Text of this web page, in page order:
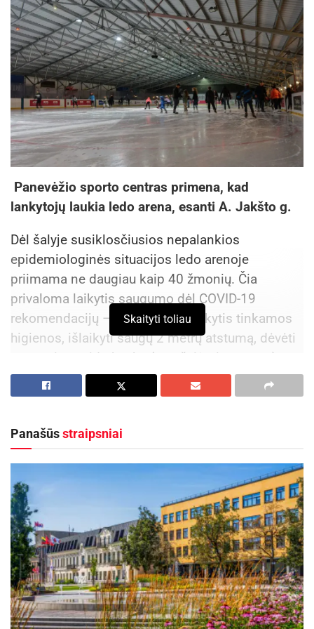
Panevėžio sporto centras primena, kad
lankytojų laukia ledo arena, esanti A. Jakšto g.
Dėl šalyje susiklosčiusios nepalankios
epidemiologinės situacijos ledo arenoje
priimama ne daugiau kaip 40 žmonių. Čia
privaloma laikytis saugumo dėl COVID-19
rekomendacijų – nesibūriuoti, laikytis tinkamos
higienos, išlaikyti saugų 2 metrų atstumą, dėvėti
apsauginę veido kaukę (ne užsiėmimų metu),
pajutus viršutinių kvėpavimo takų infekcijos
požymius – likti namuose. Būtina turėti
Lankytojai laukiami pirmadieniais-
ketvirtadieniais nuo 12 iki 16.30 val.,
penktadieniais nuo 14 iki 16.30 val.,
šeštadieniais nuo 10 iki 19 val., sekmadieniais
nuo 12 iki 19 val. (prieš vykstant į ledo areną
pasiteiraukite, ar nevyksta varžybos). Jei dėl ledo
ritulio varžybų keistųsi lankytojų laikas, apie
pasikeitimus bus informuojama pačioje ledo
arenoje. Būtina rezervuoti atvykimo laiką tel.: 8
Skaityti toliau
Panašūsstraipsniai